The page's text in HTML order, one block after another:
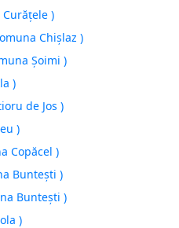
Curăţele )
Chişlaz )
Şoimi )
)
de Jos )
)
Copăcel )
Bunteşti )
Bunteşti )
)